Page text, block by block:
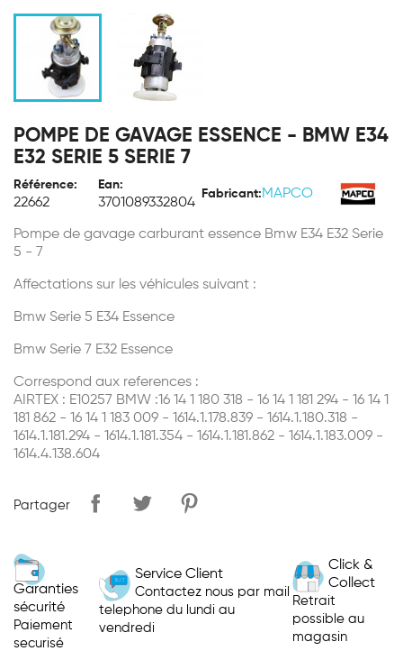
POMPE DE GAVAGE ESSENCE - BMW E34
E32 SERIE 5 SERIE 7
Référence:
22662
Ean:
3701089332804
Fabricant: MAPCO
Pompe de gavage carburant essence Bmw E34 E32 Serie
5 - 7
Affectations sur les véhicules suivant :
Bmw Serie 5 E34 Essence
Bmw Serie 7 E32 Essence
Correspond aux references :
AIRTEX : E10257 BMW :16 14 1 180 318 - 16 14 1 181 294 - 16 14 1
181 862 - 16 14 1 183 009 - 1614.1.178.839 - 1614.1.180.318 -
1614.1.181.294 - 1614.1.181.354 - 1614.1.181.862 - 1614.1.183.009 -
1614.4.138.604
Partager
Garanties
sécurité
Paiement
securisé
Service Client
Contactez nous par mail
telephone du lundi au
vendredi
Click &
Collect
Retrait
possible au
magasin